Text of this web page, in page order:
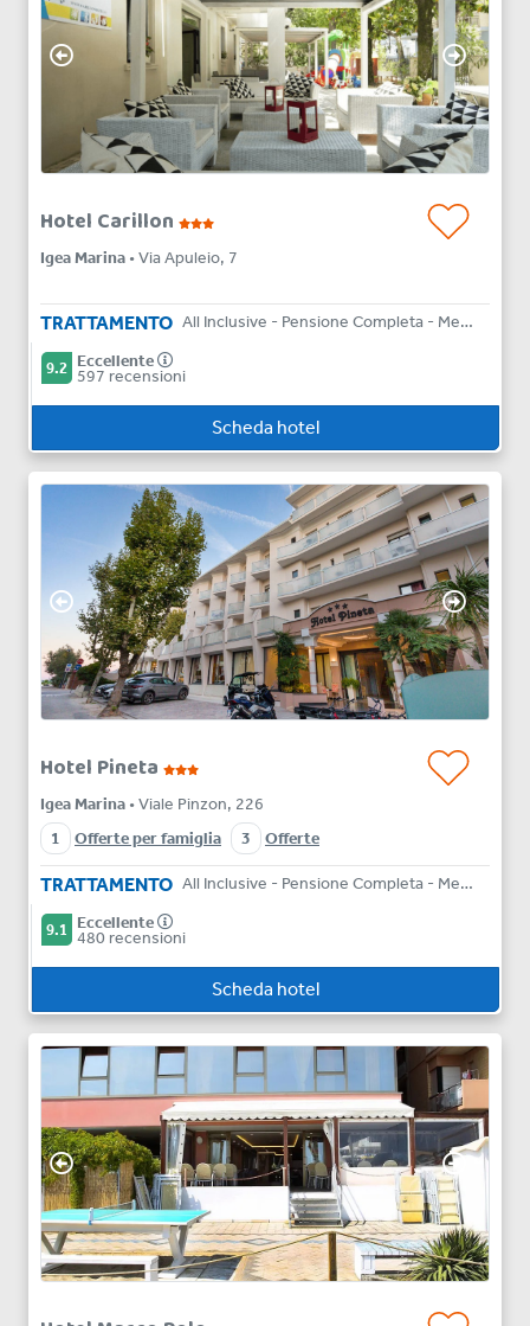
Hotel Carillon
Igea Marina • Via Apuleio, 7
TRATTAMENTO All Inclusive - Pensione Completa - Mezza Pensione - Bed & Breakfast
9.2 Eccellente
597 recensioni
Scheda hotel
Hotel Pineta
Igea Marina • Viale Pinzon, 226
1
Offerte per famiglia 3 Offerte
TRATTAMENTO All Inclusive - Pensione Completa - Mezza Pensione - Bed & Breakfast
9.1 Eccellente
480 recensioni
Scheda hotel